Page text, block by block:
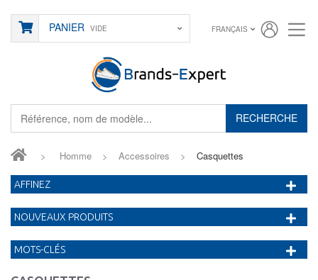
RECHERCHE
PANIER VIDE FRANÇAIS
> Homme > Accessoires > Casquettes
AFFINEZ
NOUVEAUX PRODUITS
MOTS-CLÉS